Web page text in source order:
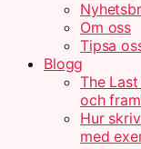
Om oss
Tipsa
Blogg
The
och
Hur
med